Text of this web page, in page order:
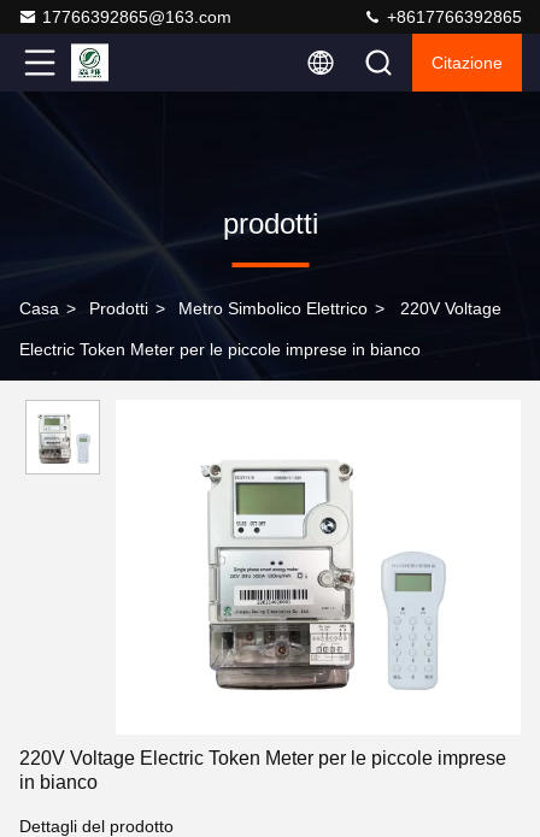
17766392865@163.com +8617766392865
Citazione
prodotti
Casa > Prodotti > Metro Simbolico Elettrico > 220V Voltage
Electric Token Meter per le piccole imprese in bianco
220V Voltage Electric Token Meter per le piccole imprese
in bianco
Dettagli del prodotto